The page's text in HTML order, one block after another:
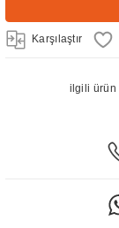
Karşılaştır
ilgili ürün